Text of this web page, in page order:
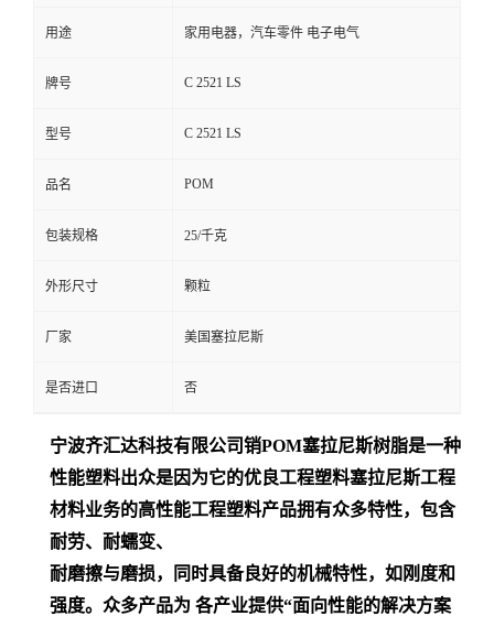
用途 家用电器，汽车零件 电子电气
牌号 C 2521 LS
型号 C 2521 LS
品名 POM
包装规格 25/千克
外形尺寸 颗粒
厂家 美国塞拉尼斯
是否进口 否
宁波齐汇达科技有限公司销POM塞拉尼斯树脂是一种
性能塑料出众是因为它的优良工程塑料塞拉尼斯工程
材料业务的高性能工程塑料产品拥有众多特性，包含
耐劳、耐蠕变、
耐磨擦与磨损，同时具备良好的机械特性，如刚度和
强度。众多产品为 各产业提供“面向性能的解决方案